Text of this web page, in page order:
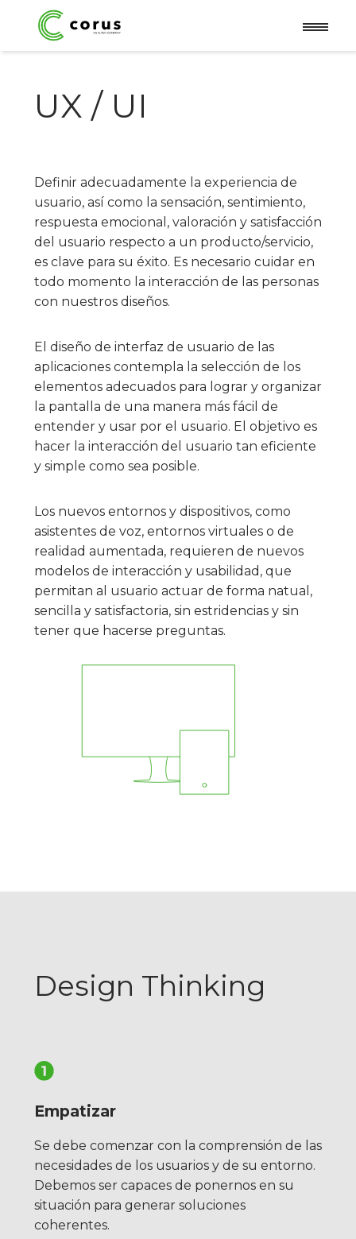
UX / UI
Definir adecuadamente la experiencia de
usuario, así como la sensación, sentimiento,
respuesta emocional, valoración y satisfacción
del usuario respecto a un producto/servicio,
es clave para su éxito. Es necesario cuidar en
todo momento la interacción de las personas
con nuestros diseños.
El diseño de interfaz de usuario de las
aplicaciones contempla la selección de los
elementos adecuados para lograr y organizar
la pantalla de una manera más fácil de
entender y usar por el usuario. El objetivo es
hacer la interacción del usuario tan eficiente
y simple como sea posible.
Los nuevos entornos y dispositivos, como
asistentes de voz, entornos virtuales o de
realidad aumentada, requieren de nuevos
modelos de interacción y usabilidad, que
permitan al usuario actuar de forma natual,
sencilla y satisfactoria, sin estridencias y sin
tener que hacerse preguntas.
Design Thinking
Empatizar
Se debe comenzar con la comprensión de las
necesidades de los usuarios y de su entorno.
Debemos ser capaces de ponernos en su
situación para generar soluciones
coherentes.